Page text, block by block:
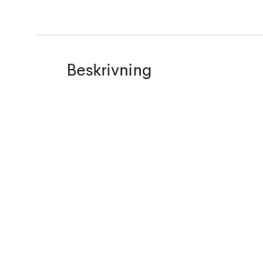
Beskrivning